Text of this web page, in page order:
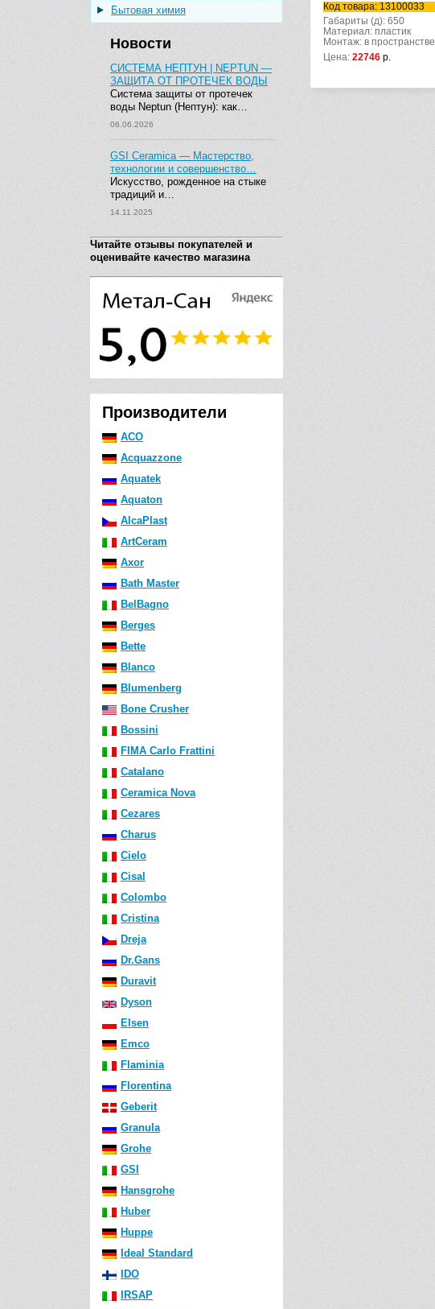
Бытовая химия
Новости
СИСТЕМА НЕПТУН | NEPTUN —
ЗАЩИТА ОТ ПРОТЕЧЕК ВОДЫ
Система защиты от протечек
воды Neptun (Нептун): как…
06.06.2026
GSI Ceramica — Мастерство,
технологии и совершенство…
Искусство, рожденное на стыке
традиций и…
14.11.2025
Читайте отзывы покупателей и
оценивайте качество магазина
Производители
ACO
Acquazzone
Aquatek
Aquaton
AlcaPlast
ArtCeram
Axor
Bath Master
BelBagno
Berges
Bette
Blanco
Blumenberg
Bone Crusher
Bossini
FIMA Carlo Frattini
Catalano
Ceramica Nova
Cezares
Charus
Cielo
Cisal
Colombo
Cristina
Dreja
Dr.Gans
Duravit
Dyson
Elsen
Emco
Flaminia
Florentina
Geberit
Granula
Grohe
GSI
Hansgrohe
Huber
Huppe
Ideal Standard
IDO
IRSAP
Код товара: 13100033
Габариты (д): 650
Материал: пластик
Монтаж: в пространстве
Цена: 22746 р.